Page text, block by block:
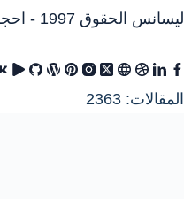
ليسانس الحقوق 1997 - احجز موعد 01285743047.
المقالات: 2363